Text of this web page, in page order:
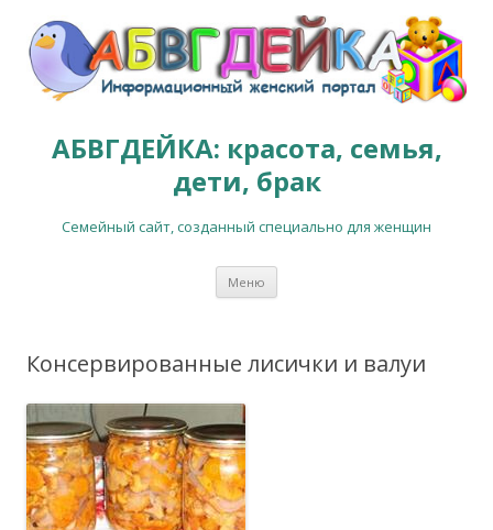
АБВГДЕЙКА: красота, семья,
дети, брак
Семейный сайт, созданный специально для женщин
Меню
Консервированные лисички и валуи